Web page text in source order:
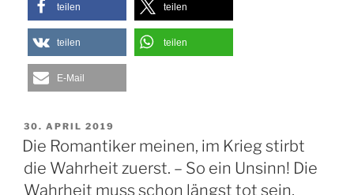
teilen teilen
teilen teilen
E-Mail
VERÖFFENTLICHT
AM
30. APRIL 2019
Die Romantiker meinen, im Krieg stirbt
die Wahrheit zuerst. – So ein Unsinn! Die
Wahrheit muss schon längst tot sein,